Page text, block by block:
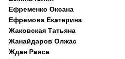
Ефременко Оксана
Ефремова Екатерина
Жаковская Татьяна
Жанайдаров Олжас
Ждан Раиса